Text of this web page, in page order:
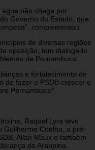
não chega por
Governo do Estado, que
complementou.
de diversas regiões
oposição, tem dialogado
de Pernambuco.
e fortalecimento de
de fazer o PSDB crescer e
Pernambuco”.
Raquel Lyra teve
Guilherme Coelho, o pré-
Allan Maux e também
de Araripina.